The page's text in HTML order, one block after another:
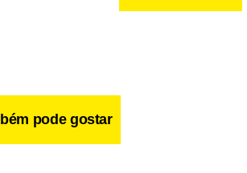
pode gostar